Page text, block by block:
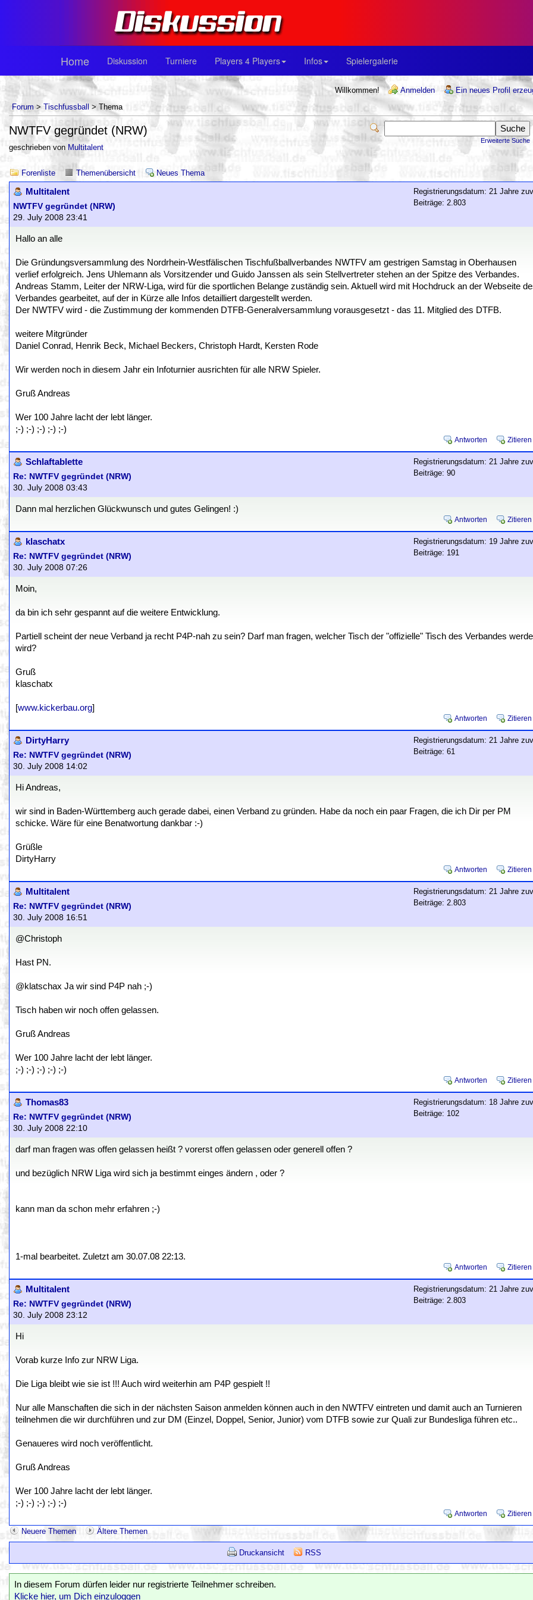
Home Diskussion Turniere Players 4 Players Infos Spielergalerie
Willkommen! Anmelden
Ein neues Profil
Forum > Tischfussball > Thema
Erweiterte Suche
NWTFV gegründet (NRW)
geschrieben von Multitalent
Forenliste Themenübersicht Neues Thema
Multitalent
NWTFV gegründet (NRW)
29. July 2008 23:41
Registrierungsdatum: 21 Jahre
Beiträge: 2.803
Hallo an alle
Die Gründungsversammlung des Nordrhein-Westfälischen Tischfußballverbandes NWTFV am gestrigen Samstag in Oberhausen
verlief erfolgreich. Jens Uhlemann als Vorsitzender und Guido Janssen als sein Stellvertreter stehen an der Spitze des Verbandes.
Andreas Stamm, Leiter der NRW-Liga, wird für die sportlichen Belange zuständig sein. Aktuell wird mit Hochdruck an der Webseite
Verbandes gearbeitet, auf der in Kürze alle Infos detailliert dargestellt werden.
Der NWTFV wird - die Zustimmung der kommenden DTFB-Generalversammlung vorausgesetzt - das 11. Mitglied des DTFB.
weitere Mitgründer
Daniel Conrad, Henrik Beck, Michael Beckers, Christoph Hardt, Kersten Rode
Wir werden noch in diesem Jahr ein Infoturnier ausrichten für alle NRW Spieler.
Gruß Andreas
Wer 100 Jahre lacht der lebt länger.
;-) ;-) ;-) ;-) ;-)
Antworten Zitieren
Schlaftablette
Re: NWTFV gegründet (NRW)
30. July 2008 03:43
Registrierungsdatum: 21 Jahre
Beiträge: 90
Dann mal herzlichen Glückwunsch und gutes Gelingen! :)
Antworten Zitieren
klaschatx
Re: NWTFV gegründet (NRW)
30. July 2008 07:26
Registrierungsdatum: 19 Jahre
Beiträge: 191
Moin,
da bin ich sehr gespannt auf die weitere Entwicklung.
Partiell scheint der neue Verband ja recht P4P-nah zu sein? Darf man fragen, welcher Tisch der "offizielle" Tisch des Verbandes
wird?
Gruß
klaschatx
[www.kickerbau.org]
Antworten Zitieren
DirtyHarry
Re: NWTFV gegründet (NRW)
30. July 2008 14:02
Registrierungsdatum: 21 Jahre
Beiträge: 61
Hi Andreas,
wir sind in Baden-Württemberg auch gerade dabei, einen Verband zu gründen. Habe da noch ein paar Fragen, die ich Dir per PM
schicke. Wäre für eine Benatwortung dankbar :-)
Grüßle
DirtyHarry
Antworten Zitieren
Multitalent
Re: NWTFV gegründet (NRW)
30. July 2008 16:51
Registrierungsdatum: 21 Jahre
Beiträge: 2.803
@Christoph
Hast PN.
@klatschax Ja wir sind P4P nah ;-)
Tisch haben wir noch offen gelassen.
Gruß Andreas
Wer 100 Jahre lacht der lebt länger.
;-) ;-) ;-) ;-) ;-)
Antworten Zitieren
Thomas83
Re: NWTFV gegründet (NRW)
30. July 2008 22:10
Registrierungsdatum: 18 Jahre
Beiträge: 102
darf man fragen was offen gelassen heißt ? vorerst offen gelassen oder generell offen ?
und bezüglich NRW Liga wird sich ja bestimmt einges ändern , oder ?
kann man da schon mehr erfahren ;-)
1-mal bearbeitet. Zuletzt am 30.07.08 22:13.
Antworten Zitieren
Multitalent
Re: NWTFV gegründet (NRW)
30. July 2008 23:12
Registrierungsdatum: 21 Jahre
Beiträge: 2.803
Hi
Vorab kurze Info zur NRW Liga.
Die Liga bleibt wie sie ist !!! Auch wird weiterhin am P4P gespielt !!
Nur alle Manschaften die sich in der nächsten Saison anmelden können auch in den NWTFV eintreten und damit auch an Turnieren
teilnehmen die wir durchführen und zur DM (Einzel, Doppel, Senior, Junior) vom DTFB sowie zur Quali zur Bundesliga führen etc..
Genaueres wird noch veröffentlicht.
Gruß Andreas
Wer 100 Jahre lacht der lebt länger.
;-) ;-) ;-) ;-) ;-)
Antworten Zitieren
Neuere Themen Ältere Themen
Druckansicht RSS
In diesem Forum dürfen leider nur registrierte Teilnehmer schreiben.
Klicke hier, um Dich einzuloggen